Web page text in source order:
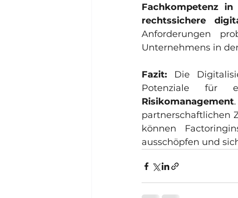
Fachkompetenz
rechtssichere
Anforderungen
Unternehmens in
Fazit: Die
Potenziale für
Risikomanagement
partnerschaftlichen
können
ausschöpfen und